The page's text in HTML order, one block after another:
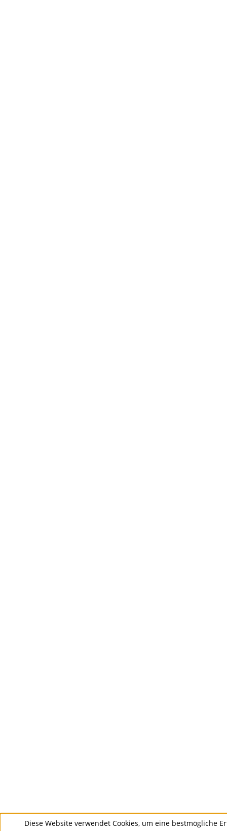
Diese Website verwendet Cookies, um eine bestmögliche